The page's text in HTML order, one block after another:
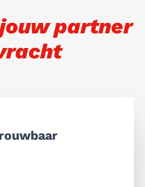
partner